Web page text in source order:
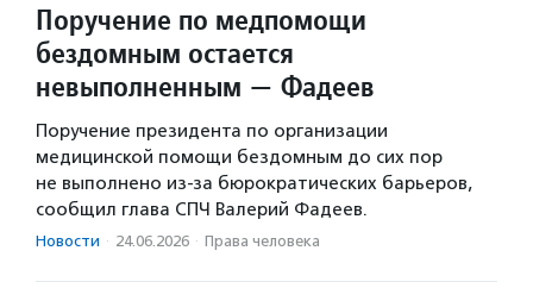
Поручение по медпомощи
бездомным остается
невыполненным — Фадеев
Поручение президента по организации
медицинской помощи бездомным до сих пор
не выполнено из-за бюрократических барьеров,
сообщил глава СПЧ Валерий Фадеев.
Новости · 24.06.2026 · Права человека